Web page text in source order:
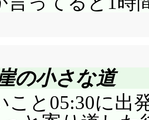
思います。
らじゃ間違い
じゃない?」
かしいじゃな
増えちゃう予
の小さな道
こと05:30に出